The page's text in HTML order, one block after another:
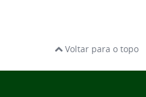
Voltar para o topo